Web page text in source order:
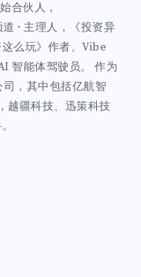
合伙人，
· 主理人，《投资异
么玩》作者、Vibe
智能体驾驶员。 作为
，其中包括亿航智
越疆科技、迅策科技